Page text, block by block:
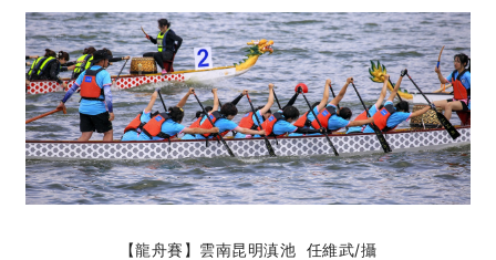
【龍舟賽】雲南昆明滇池 任維武/攝